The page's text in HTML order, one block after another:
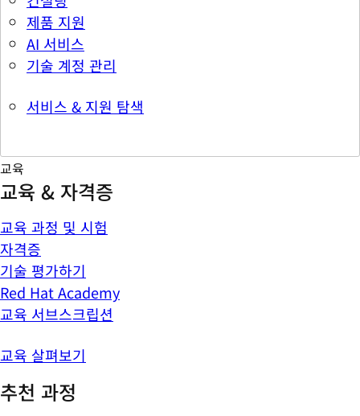
제품 지원
AI 서비스
기술 계정 관리
서비스 & 지원 탐색
교육
교육 & 자격증
교육 과정 및 시험
자격증
기술 평가하기
Red Hat Academy
교육 서브스크립션
교육 살펴보기
추천 과정